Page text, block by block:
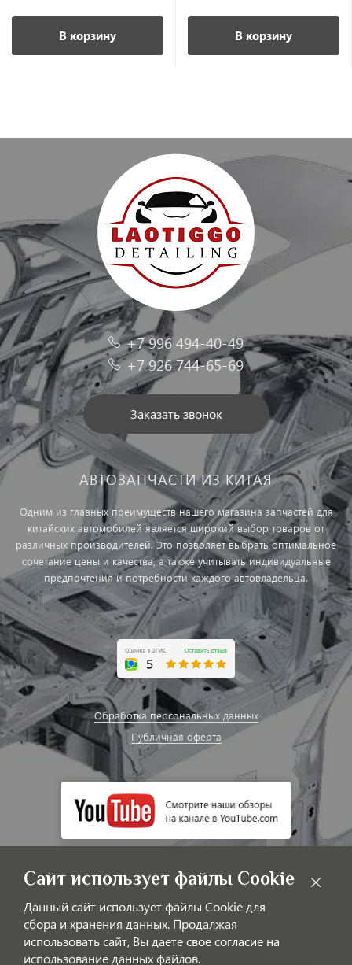
В корзину В корзину
+7 996 494-40-49
+7 926 744-65-69
Заказать звонок
АВТОЗАПЧАСТИ ИЗ КИТАЯ
Одним из главных преимуществ нашего магазина запчастей для
китайских автомобилей является широкий выбор товаров от
различных производителей. Это позволяет выбрать оптимальное
сочетание цены и качества, а также учитывать индивидуальные
предпочтения и потребности каждого автовладельца.
Обработка персональных данных
Публичная оферта
Сайт использует файлы Cookie
Данный сайт использует файлы Cookie для
сбора и хранения данных. Продалжая
использовать сайт, Вы даете свое согласие на
использование данных файлов.